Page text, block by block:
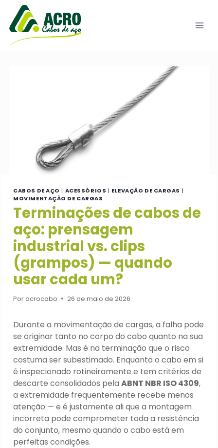
para
Conteúdo
CABOS DE AÇO | ACESSÓRIOS | ELEVAÇÃO DE CARGAS |
MOVIMENTAÇÃO DE CARGAS
Terminações de cabos de
aço: prensagem
industrial vs. clips
(grampos) — quando
usar cada um?
Poracrocabo 26 de maio de 2026
Durante a movimentação de cargas, a falha pode
se originar tanto no corpo do cabo quanto na sua
extremidade. Mas é na terminação que o risco
costuma ser subestimado. Enquanto o cabo em si
é inspecionado rotineiramente e tem critérios de
descarte consolidados pelaABNT NBR ISO 4309,
a extremidade frequentemente recebe menos
atenção — e é justamente ali que a montagem
incorreta pode comprometer toda a resistência
do conjunto, mesmo quando o cabo está em
perfeitas condições.